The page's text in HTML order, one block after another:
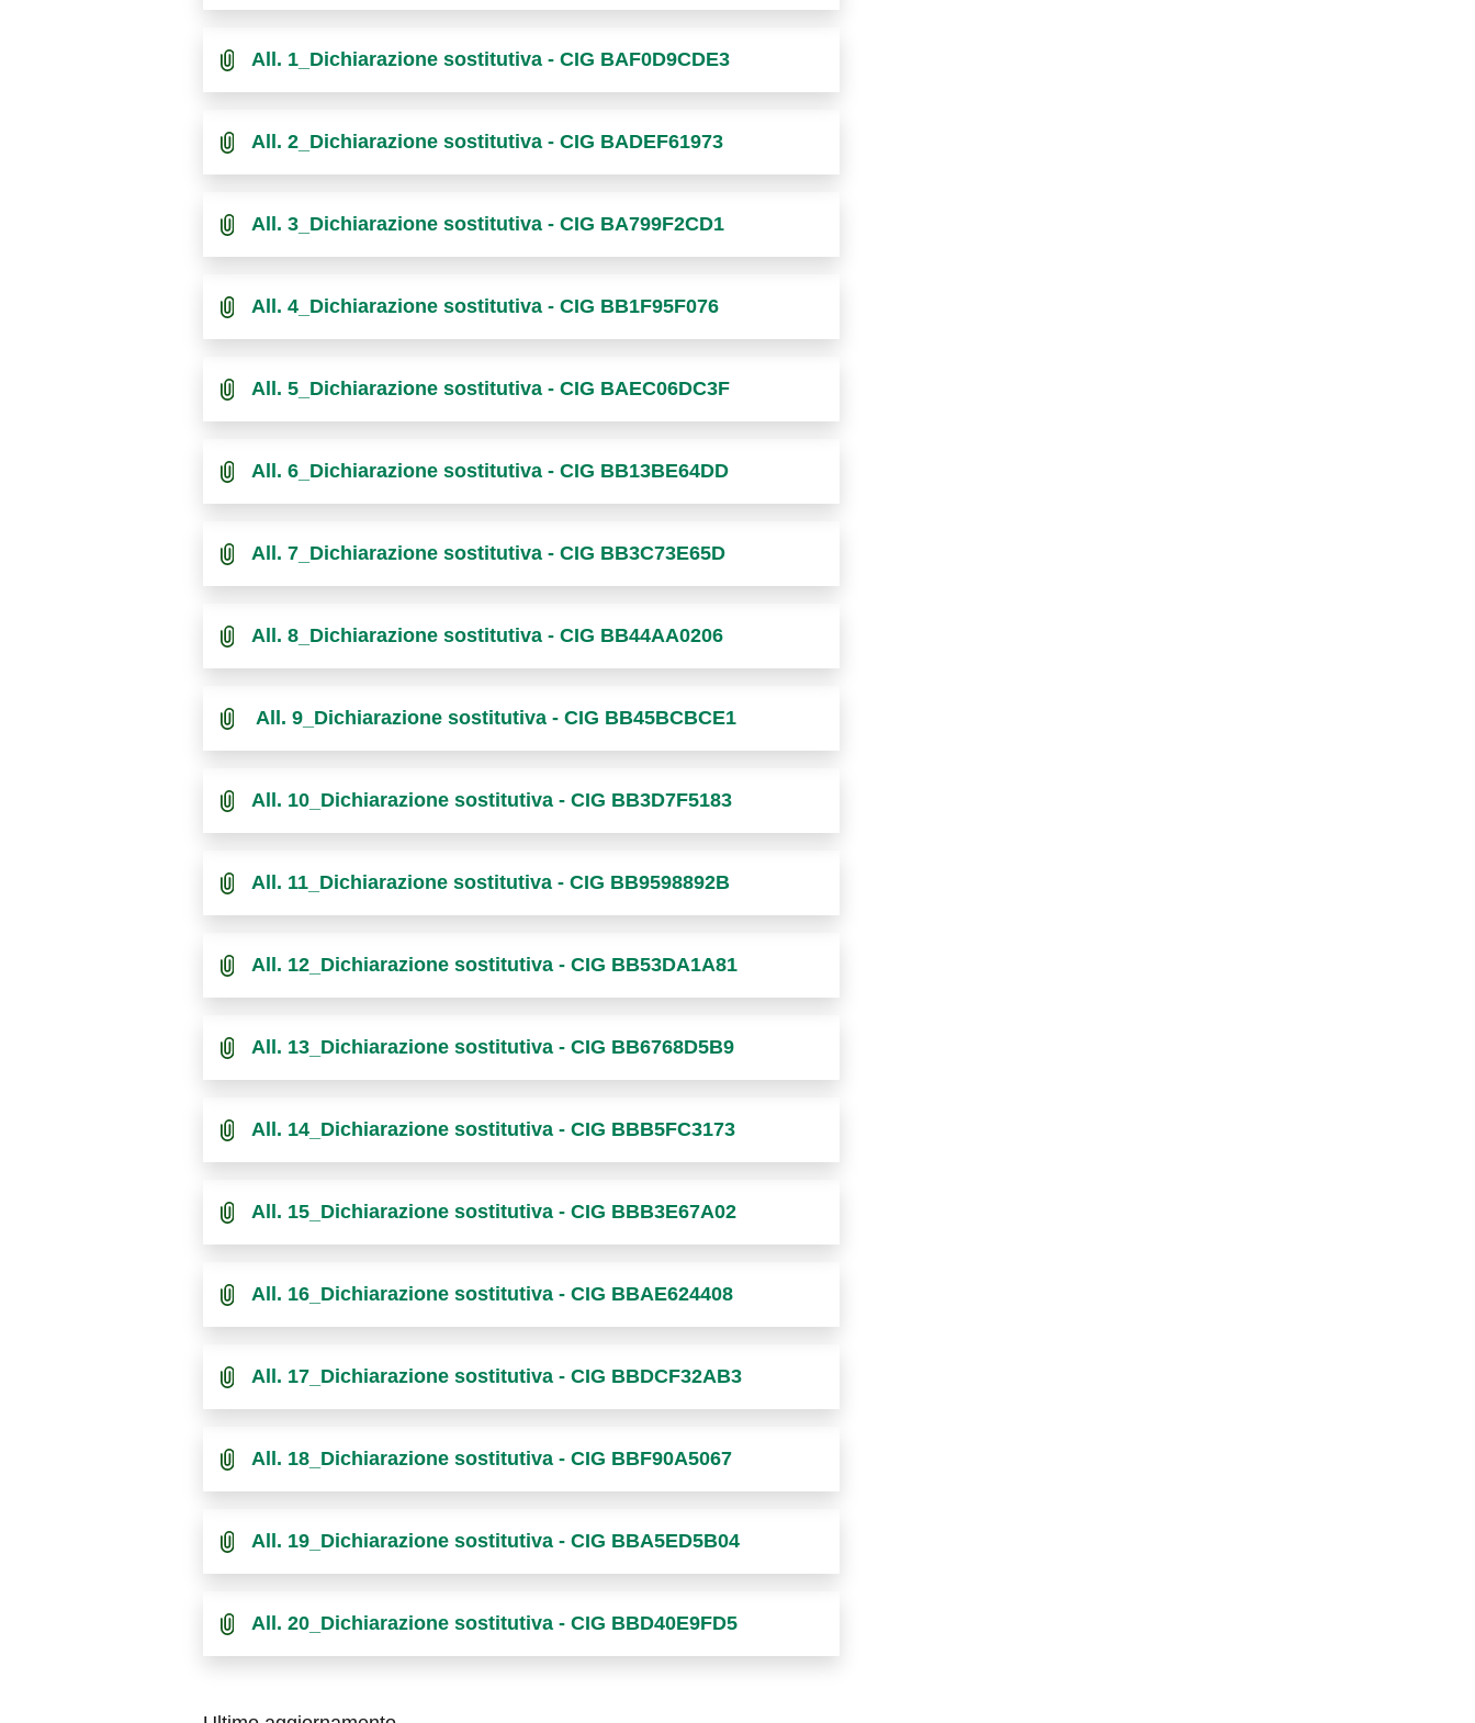
All. 1_Dichiarazione sostitutiva - CIG BAF0D9CDE3
All. 2_Dichiarazione sostitutiva - CIG BADEF61973
All. 3_Dichiarazione sostitutiva - CIG BA799F2CD1
All. 4_Dichiarazione sostitutiva - CIG BB1F95F076
All. 5_Dichiarazione sostitutiva - CIG BAEC06DC3F
All. 6_Dichiarazione sostitutiva - CIG BB13BE64DD
All. 7_Dichiarazione sostitutiva - CIG BB3C73E65D
All. 8_Dichiarazione sostitutiva - CIG BB44AA0206
All. 9_Dichiarazione sostitutiva - CIG BB45BCBCE1
All. 10_Dichiarazione sostitutiva - CIG BB3D7F5183
All. 11_Dichiarazione sostitutiva - CIG BB9598892B
All. 12_Dichiarazione sostitutiva - CIG BB53DA1A81
All. 13_Dichiarazione sostitutiva - CIG BB6768D5B9
All. 14_Dichiarazione sostitutiva - CIG BBB5FC3173
All. 15_Dichiarazione sostitutiva - CIG BBB3E67A02
All. 16_Dichiarazione sostitutiva - CIG BBAE624408
All. 17_Dichiarazione sostitutiva - CIG BBDCF32AB3
All. 18_Dichiarazione sostitutiva - CIG BBF90A5067
All. 19_Dichiarazione sostitutiva - CIG BBA5ED5B04
All. 20_Dichiarazione sostitutiva - CIG BBD40E9FD5